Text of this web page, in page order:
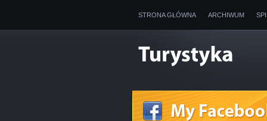
STRONA GŁÓWNA ARCHIWUM